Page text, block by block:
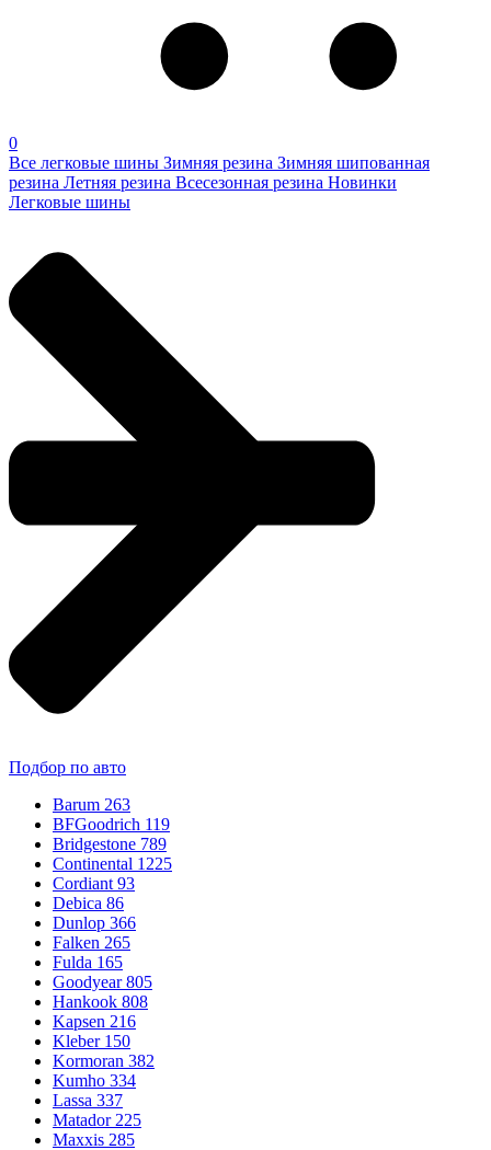
0
Все легковые шины Зимняя резина Зимняя шипованная
резина Летняя резина Всесезонная резина Новинки
Легковые шины
Подбор по авто
Barum 263
BFGoodrich 119
Bridgestone 789
Continental 1225
Cordiant 93
Debica 86
Dunlop 366
Falken 265
Fulda 165
Goodyear 805
Hankook 808
Kapsen 216
Kleber 150
Kormoran 382
Kumho 334
Lassa 337
Matador 225
Maxxis 285